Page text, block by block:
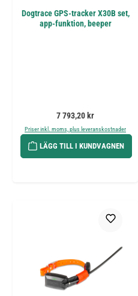
Dogtrace GPS-tracker X30B set,
app-funktion, beeper
Ordinarie pris:
7 793,20 kr
Priser inkl. moms, plus leveranskostnader
LÄGG TILL I KUNDVAGNEN